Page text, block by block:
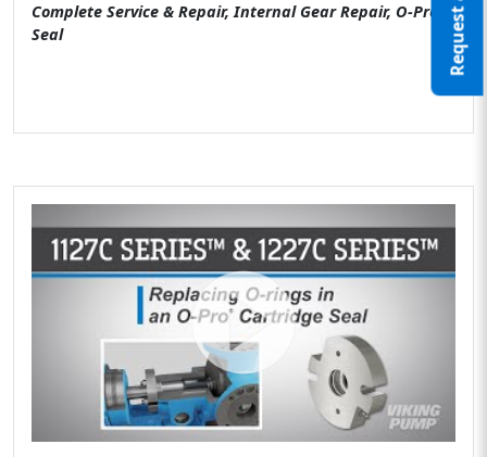
Complete Service & Repair, Internal Gear Repair, O-Pro®
Seal